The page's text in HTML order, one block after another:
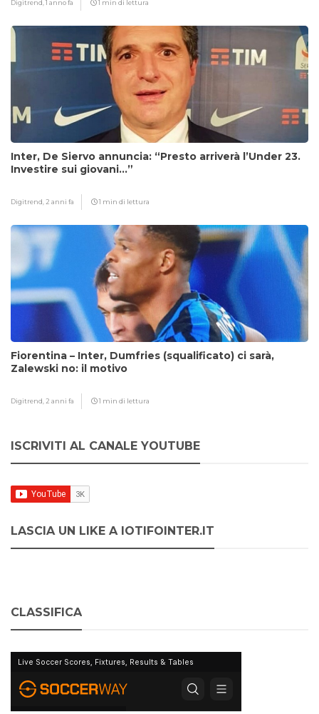
Digitrend,1 anno fa 1 min di lettura
Inter, De Siervo annuncia: “Presto arriverà l’Under 23.
Investire sui giovani…”
Digitrend, 2 anni fa 1 min di lettura
Fiorentina – Inter, Dumfries (squalificato) ci sarà,
Zalewski no: il motivo
Digitrend, 2 anni fa 1 min di lettura
ISCRIVITI AL CANALE YOUTUBE
LASCIA UN LIKE A IOTIFOINTER.IT
CLASSIFICA